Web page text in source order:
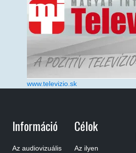
www.televizio.sk
Információ
Az audiovizuális
Célok
Az ilyen